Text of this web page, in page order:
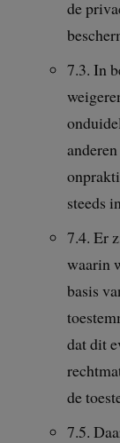
de
7.3. In
steeds
7.4. Er
waarin
basis
dat dit
de
7.5.